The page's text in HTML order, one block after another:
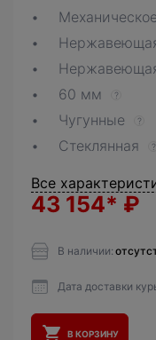
60 мм ?
Чугунные ?
Стеклянная ?
Все
43 154* ₽
В наличии:
Дата доставки
В КОРЗИНУ